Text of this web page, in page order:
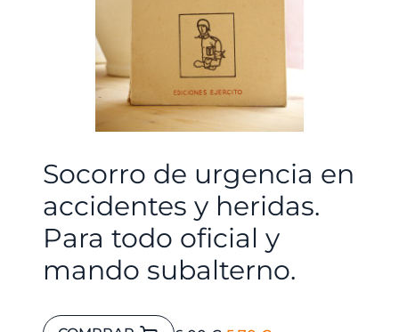
Socorro de urgencia en
accidentes y heridas.
Para todo oficial y
mando subalterno.
Socorro